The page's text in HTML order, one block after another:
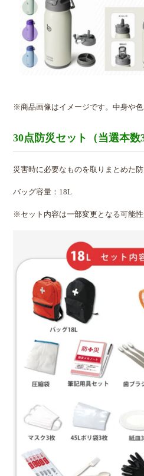
※商品画像はイメージです。中身や色
30点防災セット（当選本数
災害時に必要なものを取りまとめた防
バッグ容量：18L
※セット内容は一部変更となる可能性